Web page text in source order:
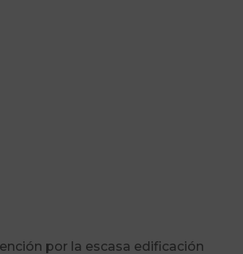
por la escasa edificación